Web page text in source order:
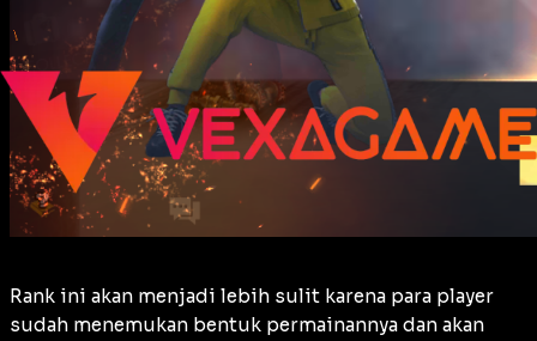
Rank ini akan menjadi lebih sulit karena para player
sudah menemukan bentuk permainannya dan akan